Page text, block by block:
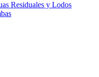
Residuales y Lodos